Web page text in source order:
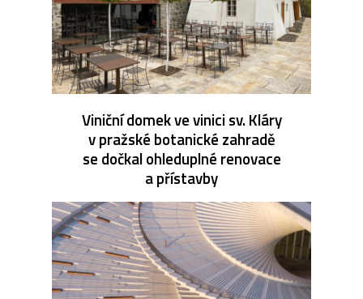
Viniční domek ve vinici sv. Kláry
v pražské botanické zahradě
se dočkal ohleduplné renovace
a přístavby